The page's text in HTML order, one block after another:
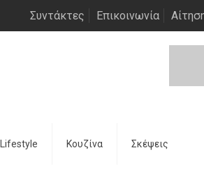
Συντάκτες Επικοινωνία
Lifestyle Κουζίνα Σκέψεις